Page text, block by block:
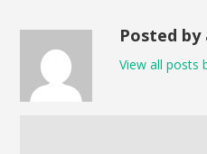
Posted by
View all posts